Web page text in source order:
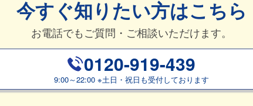
今すぐ知りたい方はこちら
お電話でもご質問・ご相談いただけます。
0120-919-439
9:00～22:00 ※土日・祝日も受付しております